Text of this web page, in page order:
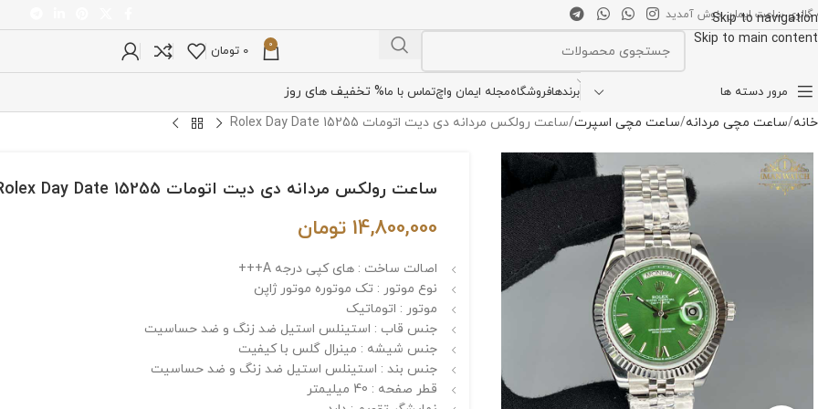
Skip to navigation
Skip to main content
گالری ساعت ایمان خوش آمدید
0
0 تومان
مرور دسته ها برندهافروشگاهمجله ایمان واچتماس با ما% تخفیف های روز
خانه ساعت مچی مردانه ساعت مچی اسپرت ساعت رولکس مردانه دی دیت اتومات Rolex Day Date 15255
ساعت رولکس مردانه دی دیت اتومات Rolex Day Date 15255
14,800,000 تومان
اصالت ساخت : های کپی درجه A+++
نوع موتور : تک موتوره موتور ژاپن
موتور : اتوماتیک
جنس قاب : استینلس استیل ضد زنگ و ضد حساسیت
جنس شیشه : مینرال گلس با کیفیت
جنس بند : استینلس استیل ضد زنگ و ضد حساسیت
قطر صفحه : 40 میلیمتر